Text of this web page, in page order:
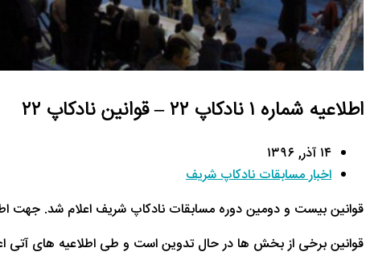
اطلاعیه شماره ۱ نادکاپ ۲۲ – قوانین نادکاپ ۲۲
۱۴ آذر, ۱۳۹۶
اخبار مسابقات نادکاپ شریف
قوانین بیست و دومین دوره مسابقات نادکاپ شریف اعلام شد. جهت
قوانین برخی از بخش ها در حال تدوین است و طی اطلاعیه های آتی